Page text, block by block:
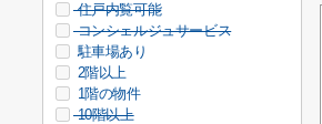
住戸内覧可能
コンシェルジュサービス
駐車場あり
2階以上
1階の物件
10階以上